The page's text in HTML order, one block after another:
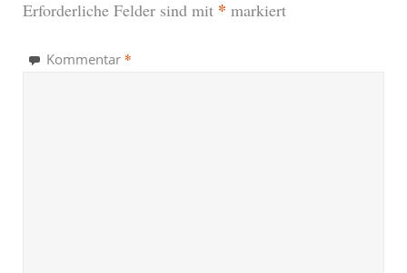
Erforderliche Felder sind mit * markiert
Kommentar *